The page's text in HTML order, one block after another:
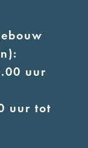
uur
uur tot